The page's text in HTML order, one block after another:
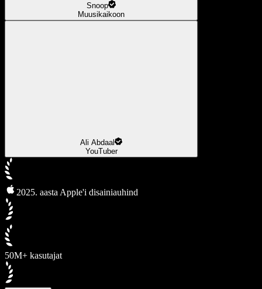
Snoop
Muusikaikoon
Ali Abdaal
YouTuber
2025. aasta Apple'i disainiauhind
50M+ kasutajat